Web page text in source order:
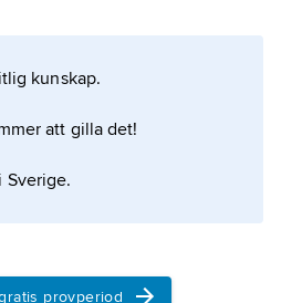
kunskap.
att gilla det!
Sverige.
provperiod